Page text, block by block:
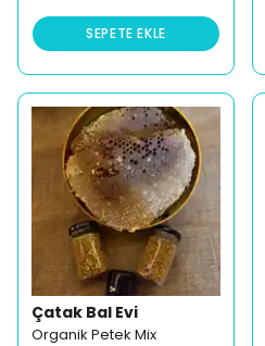
SEPETE EKLE
Çatak Bal Evi
Organik Petek Mix